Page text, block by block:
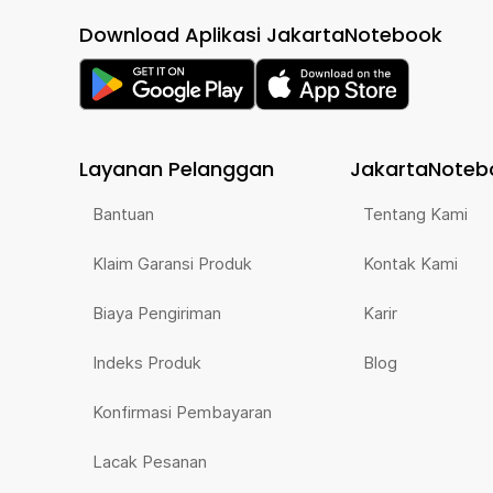
Download Aplikasi JakartaNotebook
Layanan Pelanggan
Bantuan
Klaim Garansi Produk
Biaya Pengiriman
Indeks Produk
Konfirmasi Pembayaran
Lacak Pesanan
Tentang Kami
Kontak Kami
Karir
Blog